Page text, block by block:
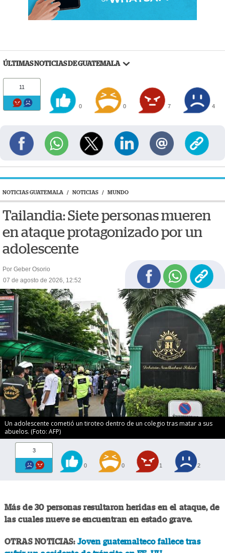
ÚLTIMAS NOTICIAS DE GUATEMALA
11
0 0 7 4
NOTICIAS GUATEMALA / NOTICIAS / MUNDO
Tailandia: Siete personas mueren
en ataque protagonizado por un
adolescente
Por Geber Osorio
07 de agosto de 2026, 12:52
Un adolescente cometió un tiroteo dentro de un colegio tras matar a sus
abuelos. (Foto: AFP)
3
0 0 1 2
Más de 30 personas resultaron heridas en el ataque, de
las cuales nueve se encuentran en estado grave.
OTRAS NOTICIAS: Joven guatemalteco fallece tras